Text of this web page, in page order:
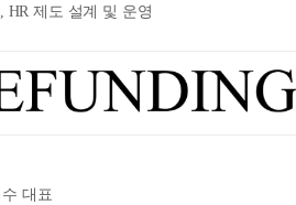
HR 제도 설계 및 운영
대표